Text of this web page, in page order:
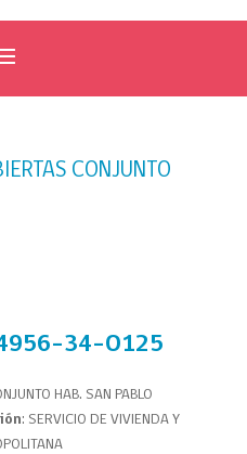
CONJUNTO
34-O125
HAB. SAN PABLO
: SERVICIO DE VIVIENDA Y